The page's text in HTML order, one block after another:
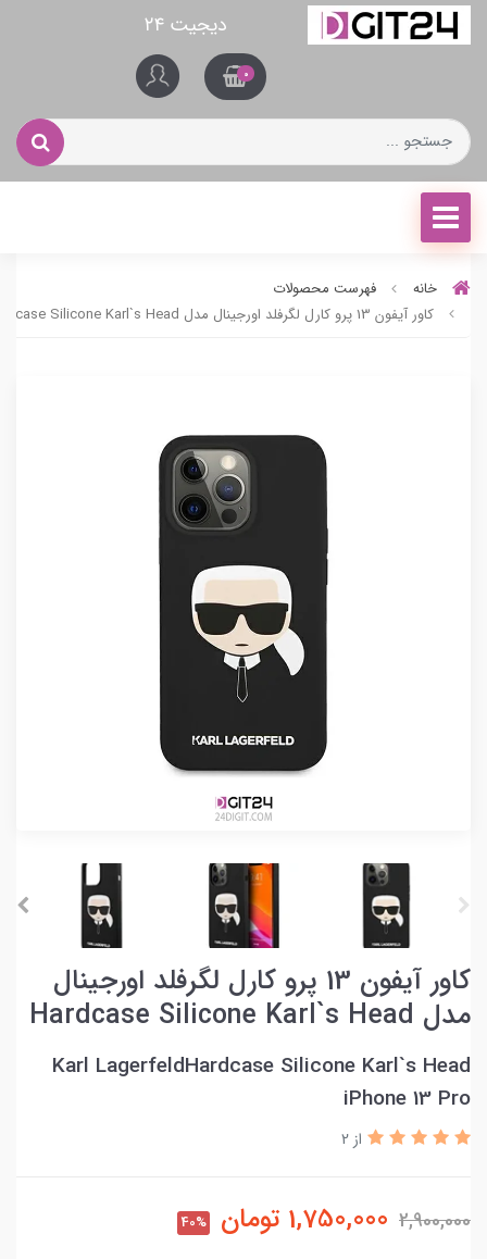
دیجیت ۲۴
0
خانه
فهرست محصولات
کاور آیفون 13 پرو کارل لگرفلد اورجینال مدل Hardcase Silicone Karl`s Head
کاور آیفون 13 پرو کارل لگرفلد اورجینال
مدل Hardcase Silicone Karl`s Head
Karl LagerfeldHardcase Silicone Karl`s Head
iPhone 13 Pro
از 2
2,900,000
1,750,000 تومان 40%